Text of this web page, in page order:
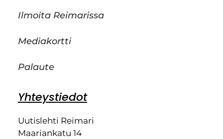
Ilmoita Reimarissa
Mediakortti
Palaute
Yhteystiedot
Uutislehti Reimari
Maariankatu 14